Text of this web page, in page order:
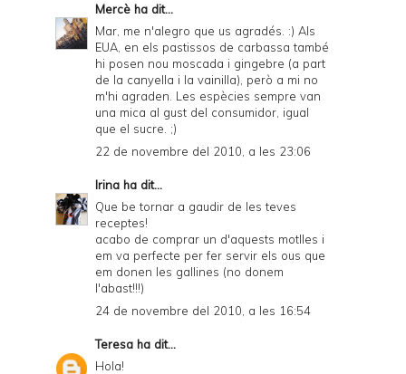
Mercè ha dit...
Mar, me n'alegro que us agradés. :) Als
EUA, en els pastissos de carbassa també
hi posen nou moscada i gingebre (a part
de la canyella i la vainilla), però a mi no
m'hi agraden. Les espècies sempre van
una mica al gust del consumidor, igual
que el sucre. ;)
22 de novembre del 2010, a les 23:06
Irina ha dit...
Que be tornar a gaudir de les teves
receptes!
acabo de comprar un d'aquests motlles i
em va perfecte per fer servir els ous que
em donen les gallines (no donem
l'abast!!!)
24 de novembre del 2010, a les 16:54
Teresa ha dit...
Hola!